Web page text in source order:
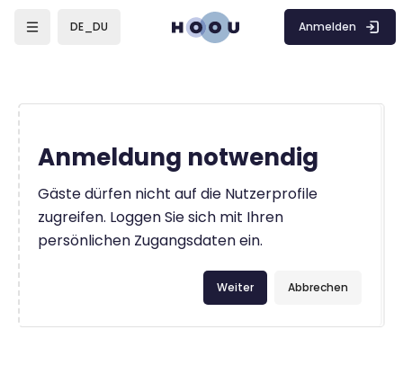
DE_DU Anmelden
Anmeldung notwendig
Gäste dürfen nicht auf die Nutzerprofile
zugreifen. Loggen Sie sich mit Ihren
persönlichen Zugangsdaten ein.
Abbrechen
Weiter